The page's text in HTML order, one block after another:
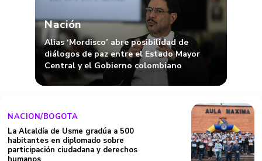
Nación
Alias ‘Mordisco’ abre posibilidad de
diálogos de paz entre el Estado Mayor
Central y el Gobierno colombiano
NACION/BOGOTA
La Alcaldía de Usme gradúa a 500
habitantes en diplomado sobre
participación ciudadana y derechos